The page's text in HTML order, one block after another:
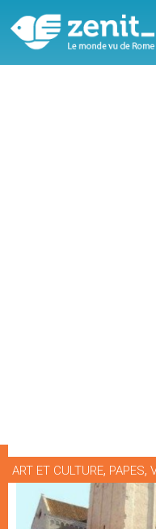
ART ET CULTURE, PAPES,